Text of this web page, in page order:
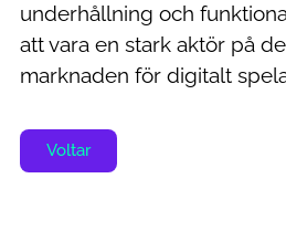
underhållning och
att vara en stark aktör på
marknaden för digitalt
Voltar